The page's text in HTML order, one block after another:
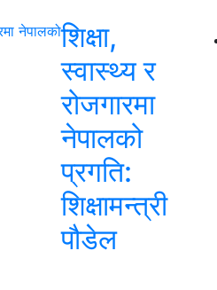
शिक्षा,
स्वास्थ्य र
रोजगारमा
नेपालको
प्रगति:
शिक्षामन्त्री
पौडेल